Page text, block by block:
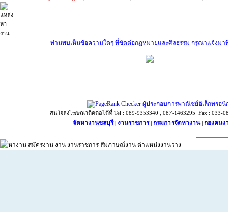
ท่านพบเห็นข้อความใดๆ ที่ขัดต่อกฎหมายและศีลธรรม กรุณาแจ้งมาที่
ผู้ประกอบการพาณิชย์อิเล็กทรอ
สนใจลงโฆษณาติดต่อได้ที่ Tel : 089-9353340 , 087-1463295 Fax : 033-
จัดหางานชลบุรี งานราชการ กรมการจัดหางาน กองคนง